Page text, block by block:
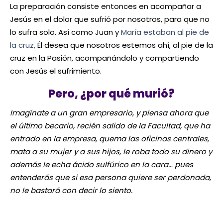
La preparación consiste entonces en acompañar a
Jesús en el dolor que sufrió por nosotros, para que no
lo sufra solo. Así como Juan yMaría estaban al pie de
la cruz,Él desea que nosotros estemos ahí, al pie de la
cruz en la Pasión, acompañándolo y compartiendo
con Jesús el sufrimiento.
Pero, ¿por qué murió?
Imagínate a un gran empresario, y piensa ahora que
el último becario, recién salido de la Facultad, que ha
entrado en la empresa, quema las oficinas centrales,
mata a su mujer y a sus hijos, le roba todo su dinero y
además le echa ácido sulfúrico en la cara… pues
entenderás que si esa persona quiere ser perdonada,
no le bastará con decir lo siento.